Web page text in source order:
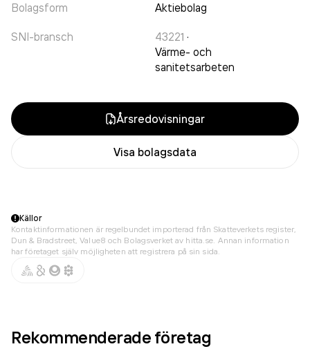
Bolagsform Aktiebolag
SNI-bransch 43221 ·
Värme- och
sanitetsarbeten
Årsredovisningar
Visa bolagsdata
Källor
Kontaktinformationen är regelbundet importerad från Skatteverkets register,
Dun & Bradstreet, Value8 och Bolagsverket av hitta.se. Annan information
har företaget själv möjligheten att registrera på sin sida.
Rekommenderade företag